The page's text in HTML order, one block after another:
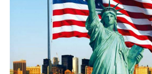
Way
To